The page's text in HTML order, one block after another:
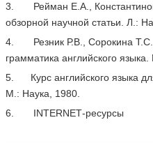
3. Рейман Е.А.,
обзорной научной статьи. Л.:
4. Резник Р.В., Сорокина Т.С.,
грамматика английского
5. Курс английского языка
М.: Наука, 1980.
6. INTERNET-ресурсы